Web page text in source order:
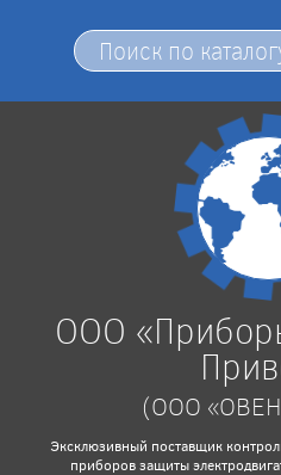
ООО
(ООО
Эксклюзивный поставщик
приборов защиты